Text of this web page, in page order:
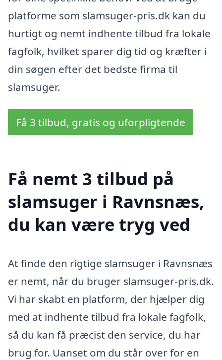
platforme som slamsuger-pris.dk kan du
hurtigt og nemt indhente tilbud fra lokale
fagfolk, hvilket sparer dig tid og kræfter i
din søgen efter det bedste firma til
slamsuger.
Få 3 tilbud, gratis og uforpligtende
Få nemt 3 tilbud på
slamsuger i Ravnsnæs,
du kan være tryg ved
At finde den rigtige slamsuger i Ravnsnæs
er nemt, når du bruger slamsuger-pris.dk.
Vi har skabt en platform, der hjælper dig
med at indhente tilbud fra lokale fagfolk,
så du kan få præcist den service, du har
brug for. Uanset om du står over for en